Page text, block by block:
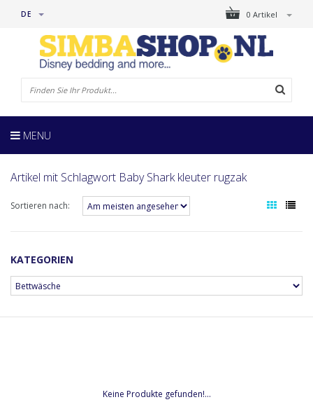
0 Artikel
DE
MENU
Artikel mit Schlagwort Baby Shark kleuter rugzak
Sortieren nach:
KATEGORIEN
Keine Produkte gefunden!...